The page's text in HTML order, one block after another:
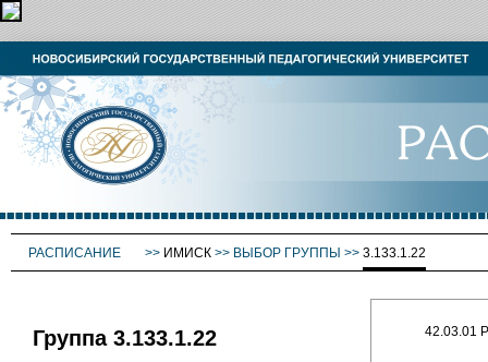
РАСПИСАНИЕ >> ИМИСК >> ВЫБОР ГРУППЫ >> 3.133.1.22
Группа 3.133.1.22 42.03.01